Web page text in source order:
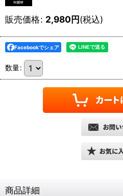
販売価格: 2,980円(税込)
Facebookでシェア
数量:
商品詳細